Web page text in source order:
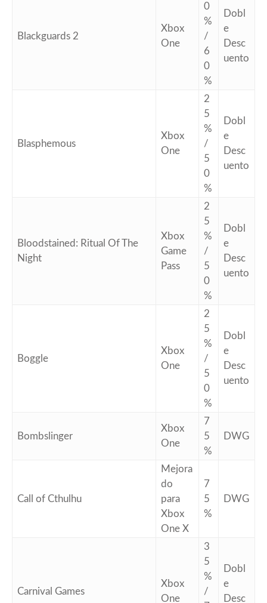
Blackguards 2
Xbox
One
0
%
/
6
0
%
Dobl
e
Desc
uento
Blasphemous
Xbox
One
2
5
%
/
5
0
%
Dobl
e
Desc
uento
Bloodstained: Ritual Of The
Night
Xbox
Game
Pass
2
5
%
/
5
0
%
Dobl
e
Desc
uento
Boggle
Xbox
One
2
5
%
/
5
0
%
Dobl
e
Desc
uento
Bombslinger
Xbox
One
7
5
%
DWG
Call of Cthulhu
Mejora
do
para
Xbox
One X
7
5
%
DWG
Carnival Games
Xbox
One
3
5
%
/
Dobl
e
Desc